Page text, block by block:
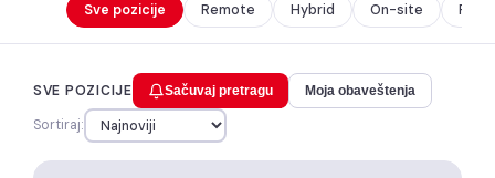
Sve pozicije Remote Hybrid On-site
SVE POZICIJE Sačuvaj pretragu Moja obaveštenja
Sortiraj: